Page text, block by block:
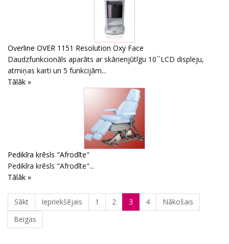
Overline OVER 1151 Resolution Oxy Face
Daudzfunkcionāls aparāts ar skārienjūtīgu 10``LCD displeju,
atmiņas karti un 5 funkcijām...
Tālāk »
Pedikīra krēsls "Afrodīte"
Pedikīra krēsls "Afrodīte"...
Tālāk »
Sākt Iepriekšējais 1 2 3 4
Nākošais
Beigas